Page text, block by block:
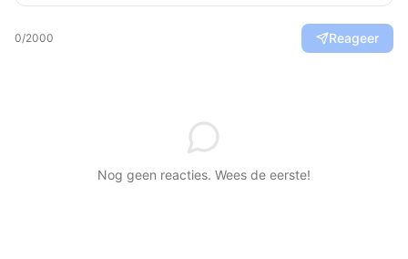
0/2000 Reageer
Nog geen reacties. Wees de eerste!